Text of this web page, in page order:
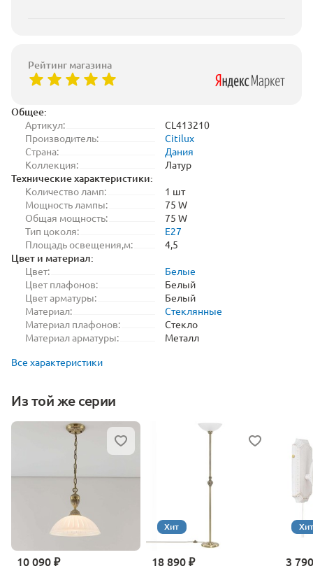
Общее:
Артикул:
CL413210
Производитель:
Citilux
Страна:
Дания
Коллекция:
Латур
Технические характеристики:
Количество ламп:
1 шт
Мощность лампы:
75 W
Общая мощность:
75 W
Тип цоколя:
E27
Площадь освещения,м:
4,5
Цвет и материал:
Цвет:
Белые
Цвет плафонов:
Белый
Цвет арматуры:
Белый
Материал:
Стеклянные
Материал плафонов:
Стекло
Материал арматуры:
Металл
Все характеристики
Из той же серии
10 090 ₽
Хит
18 890 ₽
Хит
3
Рейтинг магазина